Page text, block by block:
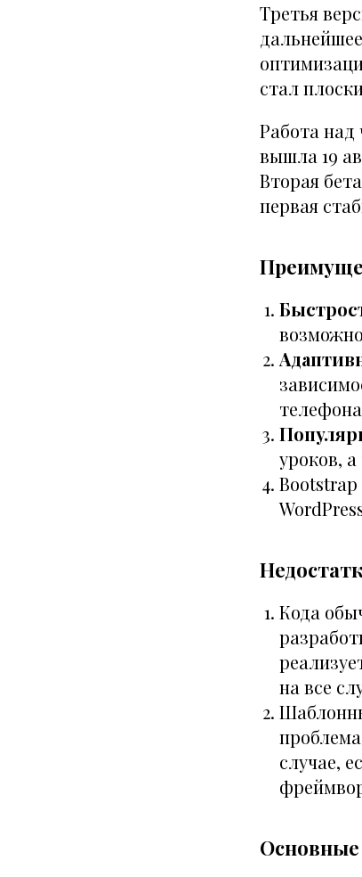
Третья
стал
Работа над
вышла 19
Вторая
первая
уроков,
Кода
на все
случае,